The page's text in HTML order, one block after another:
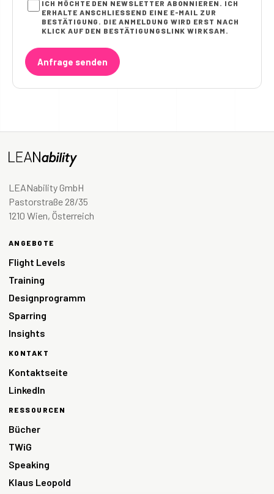
ICH MÖCHTE DEN NEWSLETTER ABONNIEREN. ICH
ERHALTE ANSCHLIESSEND EINE E-MAIL ZUR B
ESTÄTIGUNG. DIE ANMELDUNG WIRD ERST NACH K
LICK AUF DEN BESTÄTIGUNGSLINK WIRKSAM.
Anfrage senden
LEANability GmbH
Pastorstraße 28/35
1210 Wien, Österreich
ANGEBOTE
Flight Levels
Training
Designprogramm
Sparring
Insights
KONTAKT
Kontaktseite
LinkedIn
RESSOURCEN
Bücher
TWiG
Speaking
Klaus Leopold